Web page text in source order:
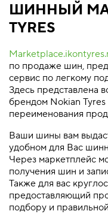
ШИННЫЙ
TYRES
по продаже шин,
сервис по легкому
Здесь представлена
брендом Nokian
переименования
Ваши шины вам
удобном для Вас
Через маркетплейс
получения шин и
Также для вас
предоставляющий
подбору и